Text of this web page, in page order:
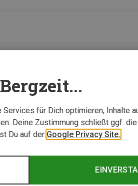
für Dich optimieren, Inhalte
Deine Zustimmung schließt ggf.
Du auf der Google Privacy Site.